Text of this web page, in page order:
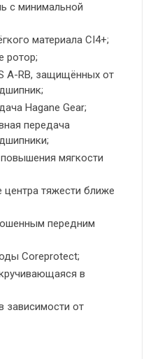
с минимальной
материала CI4+;
ротор;
A-RB, защищённых от
Hagane Gear;
передача
мягкости
тяжести ближе
передним
Coreprotect;
в
от